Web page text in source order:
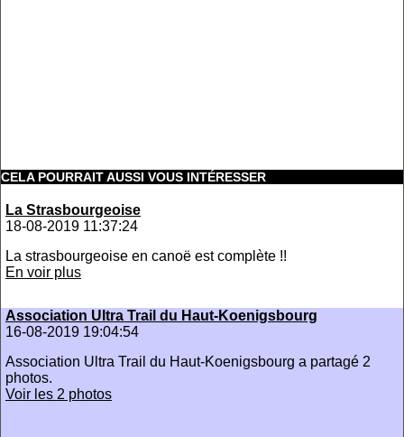
CELA POURRAIT AUSSI VOUS INTÉRESSER
La Strasbourgeoise
18-08-2019 11:37:24
La strasbourgeoise en canoë est complète !!
En voir plus
Association Ultra Trail du Haut-Koenigsbourg
16-08-2019 19:04:54
Association Ultra Trail du Haut-Koenigsbourg a partagé 2
photos.
Voir les 2 photos